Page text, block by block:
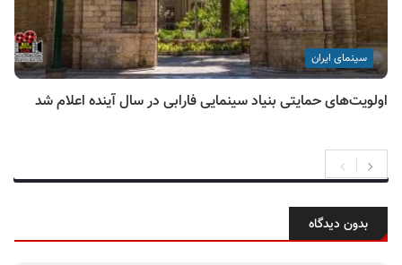
سینمای ایران
اولویت‌های حمایتی بنیاد سینمایی فارابی در سال آینده اعلام شد
بدون دیدگاه